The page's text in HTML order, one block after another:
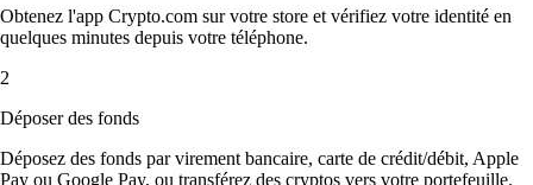
Obtenez l'app Crypto.com sur votre store et vérifiez votre identité en
quelques minutes depuis votre téléphone.
2
Déposer des fonds
Déposez des fonds par virement bancaire, carte de crédit/débit, Apple
Pay ou Google Pay, ou transférez des cryptos vers votre portefeuille.